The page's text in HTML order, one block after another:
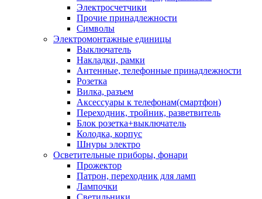
Электросчетчики
Прочие принадлежности
Символы
Электромонтажные единицы
Выключатель
Накладки, рамки
Антенные, телефонные принадлежности
Розетка
Вилка, разъем
Аксессуары к телефонам(смартфон)
Переходник, тройник, разветвитель
Блок розетка+выключатель
Колодка, корпус
Шнуры электро
Осветительные приборы, фонари
Прожектор
Патрон, переходник для ламп
Лампочки
Светильники